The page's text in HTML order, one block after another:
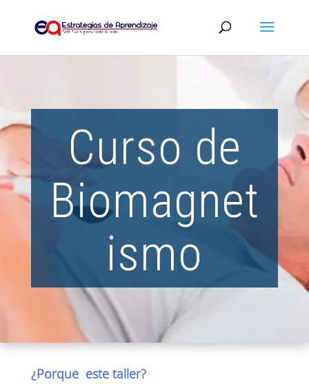
Curso de
Biomagnet
ismo
¿Porque este taller?